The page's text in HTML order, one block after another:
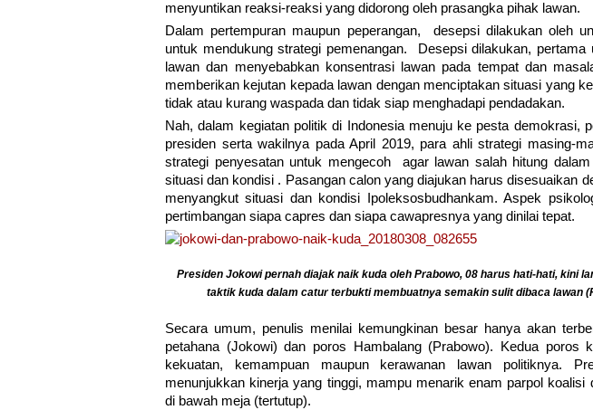
menyuntikan reaksi-reaksi yang didorong oleh prasangka pihak lawan.
Dalam pertempuran maupun peperangan, desepsi dilakukan oleh
untuk mendukung strategi pemenangan. Desepsi dilakukan, pertama
lawan dan menyebabkan konsentrasi lawan pada tempat dan
memberikan kejutan kepada lawan dengan menciptakan situasi yang
tidak atau kurang waspada dan tidak siap menghadapi pendadakan.
Nah, dalam kegiatan politik di Indonesia menuju ke pesta demokrasi,
presiden serta wakilnya pada April 2019, para ahli strategi masing-
strategi penyesatan untuk mengecoh agar lawan salah hitung dalam
situasi dan kondisi . Pasangan calon yang diajukan harus disesuaikan
menyangkut situasi dan kondisi Ipoleksosbudhankam. Aspek
pertimbangan siapa capres dan siapa cawapresnya yang dinilai tepat.
Presiden Jokowi pernah diajak naik kuda oleh Prabowo, 08 harus hati-hati, kini
taktik kuda dalam catur terbukti membuatnya semakin sulit dibaca lawan
Secara umum, penulis menilai kemungkinan besar hanya akan
petahana (Jokowi) dan poros Hambalang (Prabowo). Kedua poros
kekuatan, kemampuan maupun kerawanan lawan politiknya.
menunjukkan kinerja yang tinggi, mampu menarik enam parpol koalisi
di bawah meja (tertutup).